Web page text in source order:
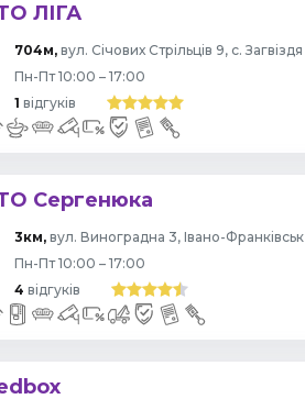
ЛІГА
704м, вул. Січових Стрільців 9, с. Загвіздя
Пн-Пт 10:00 – 17:00
1 відгуків
Сергенюка
3км, вул. Виноградна 3, Івано-Франківськ
Пн-Пт 10:00 – 17:00
4 відгуків